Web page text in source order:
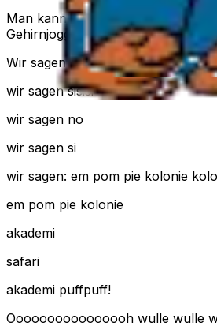
Man kann es immer schneller
Gehirnjogging!
Wir sagen nonono
wir sagen sisisi
wir sagen no
wir sagen si
wir sagen: em pom pie kolonie
em pom pie kolonie
akademi
safari
akademi puffpuff!
Oooooooooooooooh wulle wulle